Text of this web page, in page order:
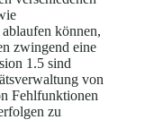
können,
zwingend eine
1.5 sind
von
Fehlfunktionen
zu